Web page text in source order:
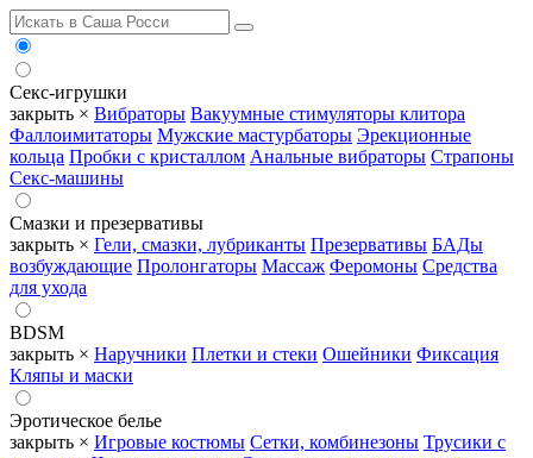
Секс-игрушки
закрыть × Вибраторы Вакуумные стимуляторы клитора
Фаллоимитаторы Мужские мастурбаторы Эрекционные
кольца Пробки с кристаллом Анальные вибраторы Страпоны
Секс-машины
Смазки и презервативы
закрыть × Гели, смазки, лубриканты Презервативы БАДы
возбуждающие Пролонгаторы Массаж Феромоны Средства
для ухода
BDSM
закрыть × Наручники Плетки и стеки Ошейники Фиксация
Кляпы и маски
Эротическое белье
закрыть × Игровые костюмы Сетки, комбинезоны Трусики с